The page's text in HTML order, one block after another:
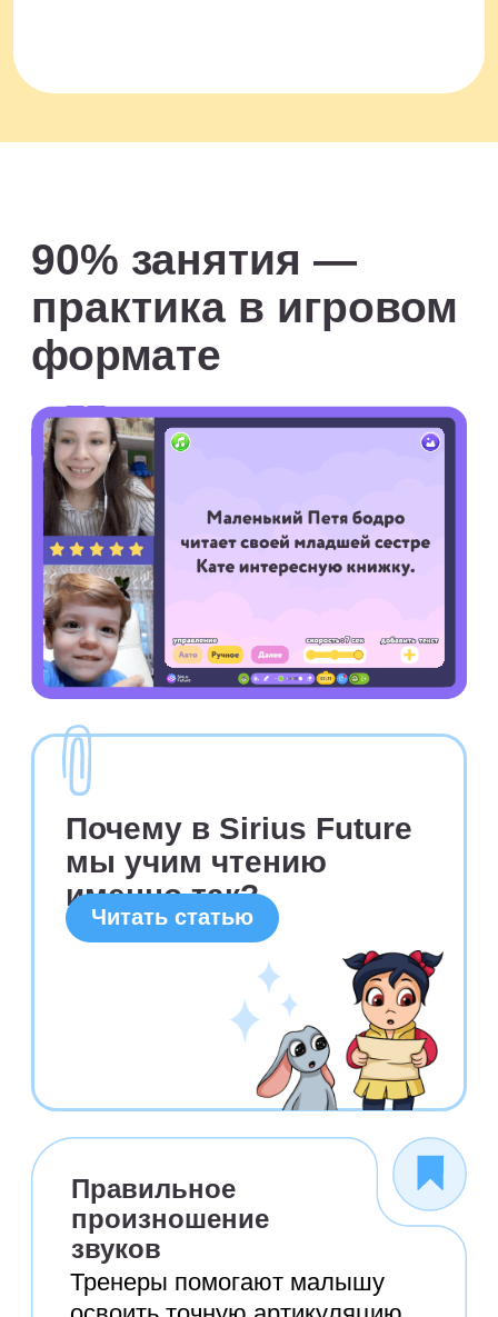
абонемента
От приобретения
абонемента сразу после
вводного урока или
позже
Если абонемент приобретается
на уроке или сразу после него,
то предусмотрена скидка или
Мы предлагаем
приобретение абонементов
по беспроцентной рассрочке
От наличия
рекомендации
Если вы пришли
по рекомендации друзей
и оплатили абонемент, вам
и им начисляются
дополнительные занятия
в подарок.
От покупки абонемента
на одного или двух
детей
Если приобретается два и более
абонементов на детей из одной
семьи, то на второй
и последующие абонементы
предусмотрены скидки.
Образовательная деятельность
в онлайн-школе Sirius Future ведётся
на основании
государственной
Лицензия